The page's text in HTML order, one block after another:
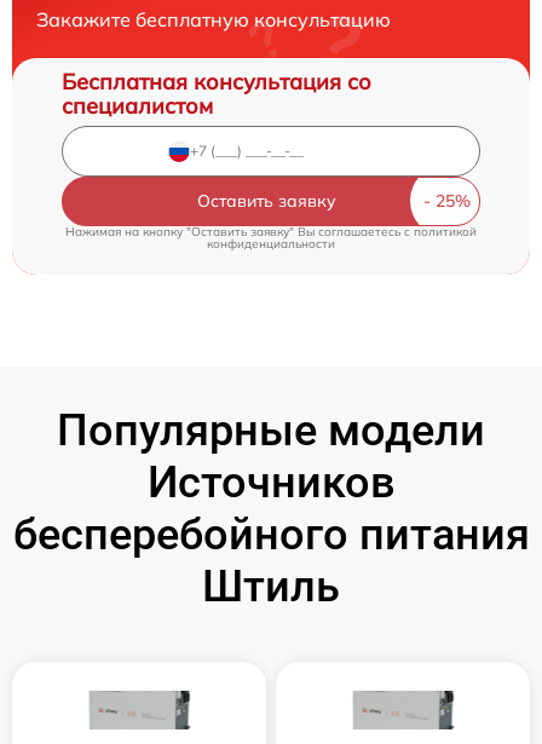
Закажите бесплатную консультацию
Бесплатная консультация со
специалистом
Оставить заявку
Нажимая на кнопку "Оставить заявку" Вы соглашаетесь cполитикой
конфиденциальности
Популярные модели
Источников
бесперебойного питания
Штиль